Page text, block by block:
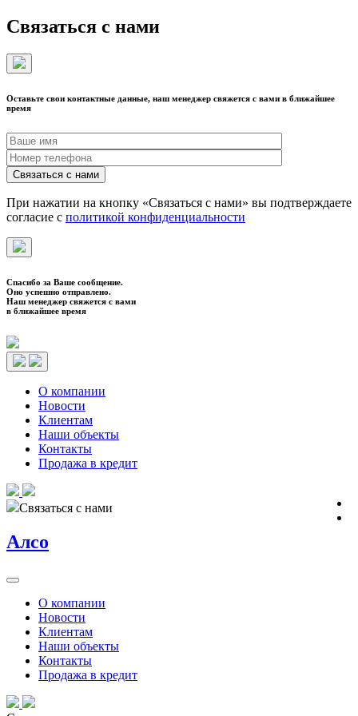
Связаться с нами
Оставьте свои контактные данные, наш менеджер свяжется с вами в ближайшее
время
При нажатии на кнопку «Связаться с нами» вы подтверждаете
согласие с политикой конфиденциальности
Спасибо за Ваше сообщение.
Оно успешно отправлено.
Наш менеджер свяжется с вами
в ближайшее время
О компании
Новости
Клиентам
Наши объекты
Контакты
Продажа в кредит
Связаться с нами
Алсо
О компании
Новости
Клиентам
Наши объекты
Контакты
Продажа в кредит